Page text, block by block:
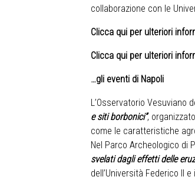
collaborazione con le
Clicca qui per ulteriori
Clicca qui per ulteriori
…gli eventi di Napoli
L’Osservatorio Vesuviano
e siti borbonici”,
come le caratteristiche
Nel Parco Archeologico di
svelati dagli effetti delle
dell’Università Federico II